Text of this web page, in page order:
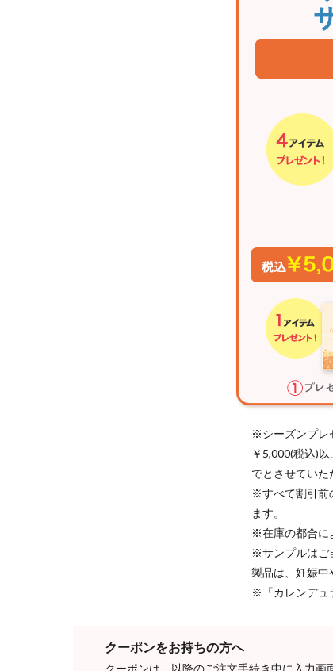
※シーズンプレ
￥5,000(税込)
でとさせていた
※すべて割引前
ます。
※在庫の都合に
※サンプルはご
製品は、妊娠中
※「カレンデュ
クーポンをお持ちの方へ
クーポンは、以降のご注文手続き中に入力画